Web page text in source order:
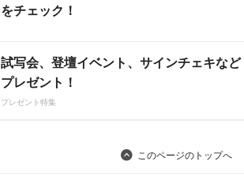
をチェック！
試写会、登壇イベント、サインチェキなど
プレゼント！
プレゼント特集
このページのトップへ